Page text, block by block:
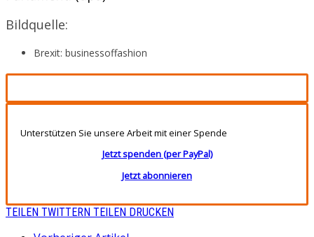
Bildquelle:
Brexit: businessoffashion
Unterstützen Sie unsere Arbeit mit einer Spende
Jetzt spenden (per PayPal)
Jetzt abonnieren
TEILEN TWITTERN TEILEN DRUCKEN